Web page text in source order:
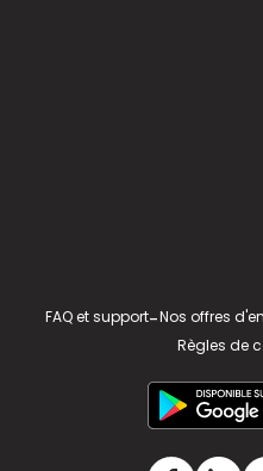
FAQ et support-Nos offres
Règles de